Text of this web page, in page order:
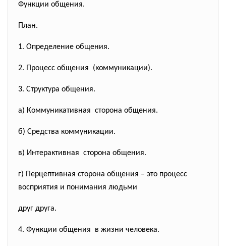
Функции общения.
План.
1. Определение общения.
2. Процесс общения (коммуникации).
3. Структура общения.
а) Коммуникативная сторона общения.
б) Средства коммуникации.
в) Интерактивная сторона общения.
г) Перцептивная сторона общения – это процесс
восприятия и понимания людьми
друг друга.
4. Функции общения в жизни человека.